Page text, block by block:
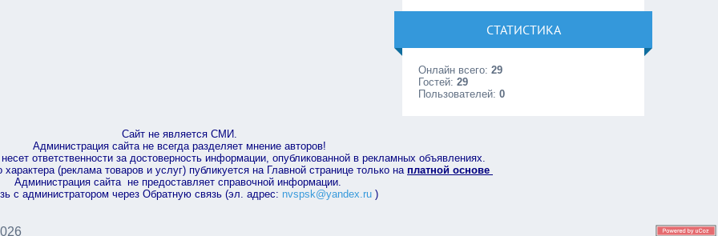
СТАТИСТИКА
Онлайн всего:29
Гостей:29
Пользователей:0
Сайт не является СМИ.
Администрация сайта не всегда разделяет мнение авторов!
ответственности за достоверность информации, опубликованной в рекламных объявлениях.
(реклама товаров и услуг) публикуется на Главной странице только на платной основе
Администрация сайта не предоставляет справочной информации.
с администратором через Обратную связь (эл. адрес: nvspsk@yandex.ru)